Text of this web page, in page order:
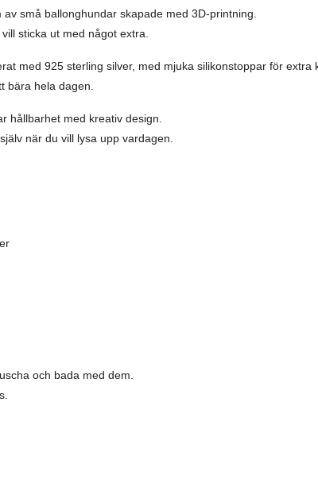
små ballonghundar skapade med 3D-printning.
sticka ut med något extra.
med 925 sterling silver, med mjuka silikonstoppar för extra
bära hela dagen.
hållbarhet med kreativ design.
när du vill lysa upp vardagen.
och bada med dem.